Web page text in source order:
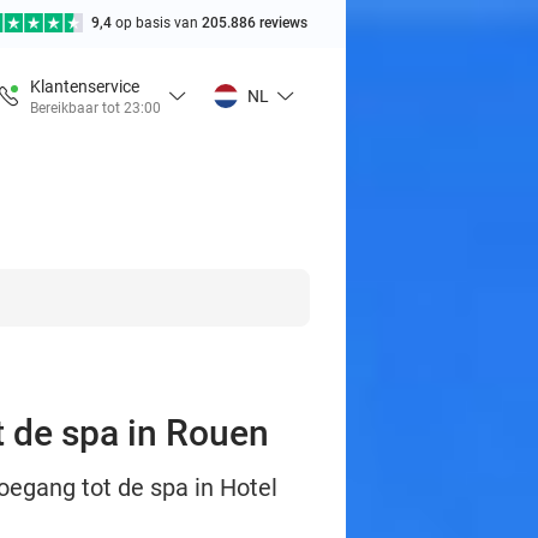
9,4 op basis van 205.886 reviews
Klantenservice
Bereikbaar tot 23:00
NL
spa in Rouen
tot de spa in Hotel